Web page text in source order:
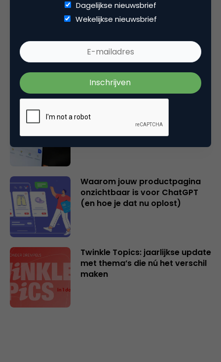
Gerelateerde artikelen
2 overschatte SEO KPI’s [+ 2
cijfers die wél je succes
bepalen!]
internet fundamenteel
Waarom jouw productpagina
onzichtbaar is voor ChatGPT
(en hoe je dat nu oplost)
Twinkle Topics: jaarlijkse update
met thema’s die nú het verschil
maken
Dagelijkse nieuwsbrief
Wekelijkse nieuwsbrief